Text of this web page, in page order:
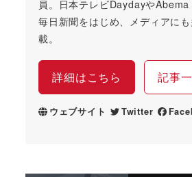
員。日本テレビDaydayやAbema
毎日新聞をはじめ、メディアに
載。
詳細はこちら 記事
ウェブサイト Twitter